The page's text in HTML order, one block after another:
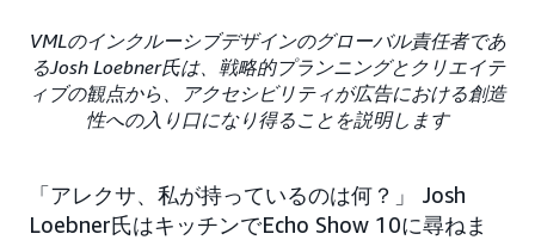
VMLのインクルーシブデザインのグローバル責任者であ
るJosh Loebner氏は、戦略的プランニングとクリエイテ
ィブの観点から、アクセシビリティが広告における創造
性への入り口になり得ることを説明します
「アレクサ、私が持っているのは何？」 Josh
Loebner氏はキッチンでEcho Show 10に尋ねま